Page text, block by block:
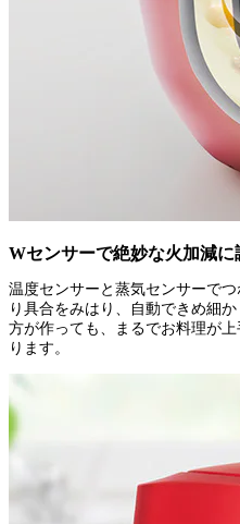
Wセンサーで絶妙な火加減に
温度センサーと蒸気センサーで
り具合をみはり、自動できめ細
方が作っても、まるでお料理が
ります。